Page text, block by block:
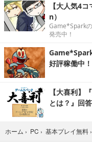
【大人気4
n）
Game*Spark
発売中！
好評稼働中！
【大喜利】
とは？』回
ホーム › PC › 基本プレイ無料 ›